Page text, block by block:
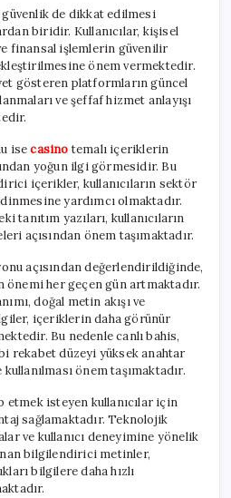
de dikkat edilmesi
biridir. Kullanıcılar, kişisel
finansal işlemlerin güvenilir
önem vermektedir.
gösteren platformların güncel
ve şeffaf hizmet anlayışı
isecasinotemalı içeriklerin
yoğun ilgi görmesidir. Bu
içerikler, kullanıcıların sektör
yardımcı olmaktadır.
yazıları, kullanıcıların
açısından önem taşımaktadır.
açısından değerlendirildiğinde,
her geçen gün artmaktadır.
doğal metin akışı ve
içeriklerin daha görünür
Bu nedenle canlı bahis,
rekabet düzeyi yüksek anahtar
önem taşımaktadır.
isteyen kullanıcılar için
sağlamaktadır. Teknolojik
ve kullanıcı deneyimine yönelik
bilgilendirici metinler,
bilgilere daha hızlı